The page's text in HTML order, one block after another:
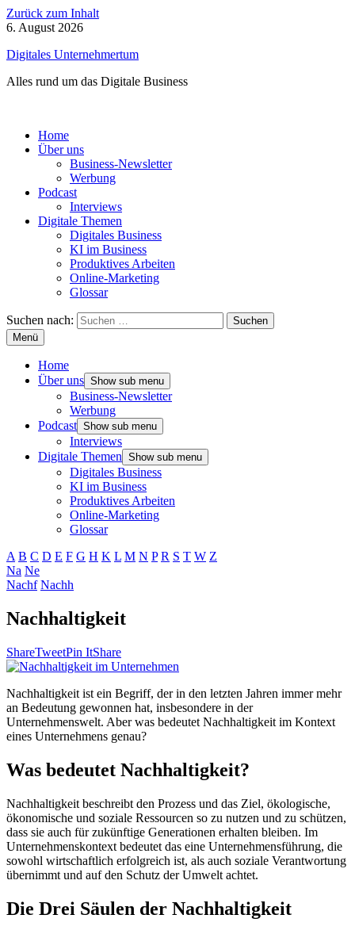
Zurück zum Inhalt
6. August 2026
Digitales Unternehmertum
Alles rund um das Digitale Business
Home
Über uns
Business-Newsletter
Werbung
Podcast
Interviews
Digitale Themen
Digitales Business
KI im Business
Produktives Arbeiten
Online-Marketing
Glossar
Suchen nach:
Menü
Home
Über uns Show sub menu
Business-Newsletter
Werbung
Podcast Show sub menu
Interviews
Digitale Themen Show sub menu
Digitales Business
KI im Business
Produktives Arbeiten
Online-Marketing
Glossar
A B C D E F G H K L M N P R S T W Z
Na Ne
Nachf Nachh
Nachhaltigkeit
ShareTweetPin ItShare
Nachhaltigkeit ist ein Begriff, der in den letzten Jahren immer mehr
an Bedeutung gewonnen hat, insbesondere in der
Unternehmenswelt. Aber was bedeutet Nachhaltigkeit im Kontext
eines Unternehmens genau?
Was bedeutet Nachhaltigkeit?
Nachhaltigkeit beschreibt den Prozess und das Ziel, ökologische,
ökonomische und soziale Ressourcen so zu nutzen und zu schützen,
dass sie auch für zukünftige Generationen erhalten bleiben. Im
Unternehmenskontext bedeutet das eine Unternehmensführung, die
sowohl wirtschaftlich erfolgreich ist, als auch soziale Verantwortung
übernimmt und auf den Schutz der Umwelt achtet.
Die Drei Säulen der Nachhaltigkeit